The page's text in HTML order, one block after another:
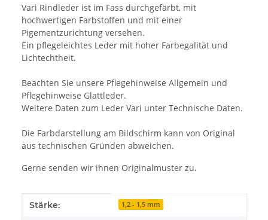
Vari Rindleder ist im Fass durchgefärbt, mit
hochwertigen Farbstoffen und mit einer
Pigementzurichtung versehen.
Ein pflegeleichtes Leder mit hoher Farbegalität und
Lichtechtheit.
Beachten Sie unsere Pflegehinweise Allgemein und
Pflegehinweise Glattleder.
Weitere Daten zum Leder Vari unter Technische Daten.
Die Farbdarstellung am Bildschirm kann von Original
aus technischen Gründen abweichen.
Gerne senden wir ihnen Originalmuster zu.
Produkteigenschaft
Wert
Stärke: 1,2 - 1,5 mm